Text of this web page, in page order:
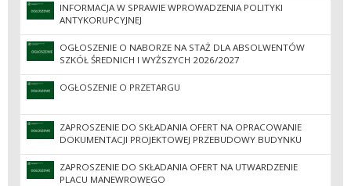
INFORMACJA W SPRAWIE WPROWADZENIA POLITYKI
ANTYKORUPCYJNEJ
OGŁOSZENIE O NABORZE NA STAŻ DLA ABSOLWENTÓW
SZKÓŁ ŚREDNICH I WYŻSZYCH 2026/2027
OGŁOSZENIE O PRZETARGU
ZAPROSZENIE DO SKŁADANIA OFERT NA OPRACOWANIE
DOKUMENTACJI PROJEKTOWEJ PRZEBUDOWY BUDYNKU
ADMINISTRACYJNO-KANCELARYJNEGO PRZY UL.
WIELOPOLSKEJ 6
ZAPROSZENIE DO SKŁADANIA OFERT NA UTWARDZENIE
PLACU MANEWROWEGO